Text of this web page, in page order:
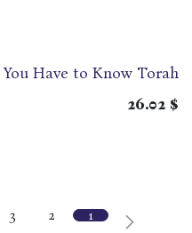
You Have to Know Torah
$
26.02
1
2
3